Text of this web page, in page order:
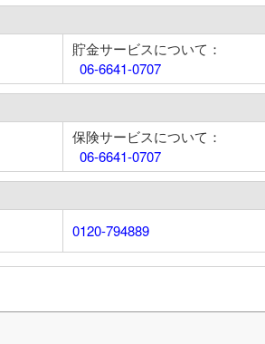
貯金サービスについて：
06-6641-0707
保険サービスについて：
06-6641-0707
0120-794889